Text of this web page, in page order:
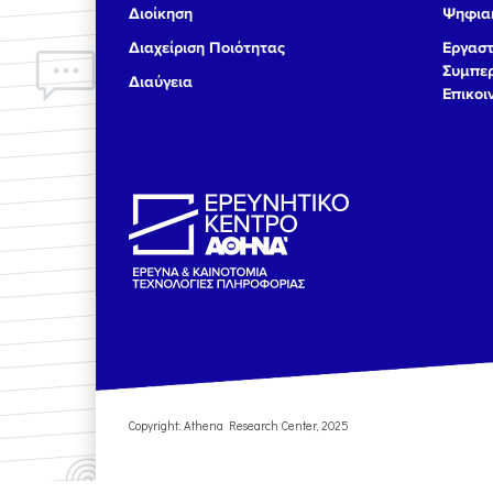
18
20
22
Διοίκηση
Διαχείριση Ποιότητας
Διαύγεια
Copyright: Athena Research Center, 2025